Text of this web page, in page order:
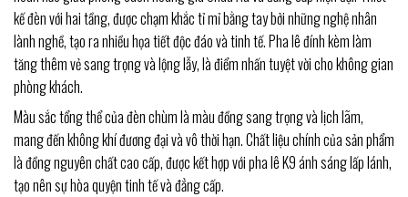
kế đèn với hai tầng, được chạm khắc tỉ mỉ bằng tay bởi những nghệ nhân
lành nghề, tạo ra nhiều họa tiết độc đáo và tinh tế. Pha lê đính kèm làm
tăng thêm vẻ sang trọng và lộng lẫy, là điểm nhấn tuyệt vời cho không gian
phòng khách.
Màu sắc tổng thể của đèn chùm là màu đồng sang trọng và lịch lãm,
mang đến không khí đương đại và vô thời hạn. Chất liệu chính của sản phẩm
là đồng nguyên chất cao cấp, được kết hợp với pha lê K9 ánh sáng lấp lánh,
tạo nên sự hòa quyện tinh tế và đẳng cấp.